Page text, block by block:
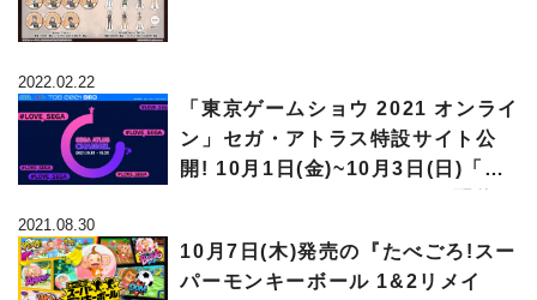
2022.02.22
「東京ゲームショウ 2021 オンライ
ン」セガ・アトラス特設サイト公
開! 10月1日(金)~10月3日(日)「SE
A」キャンペーンを開催!
2021.08.30
10月7日(木)発売の『たべごろ!スー
パーモンキーボール 1&2リメイ